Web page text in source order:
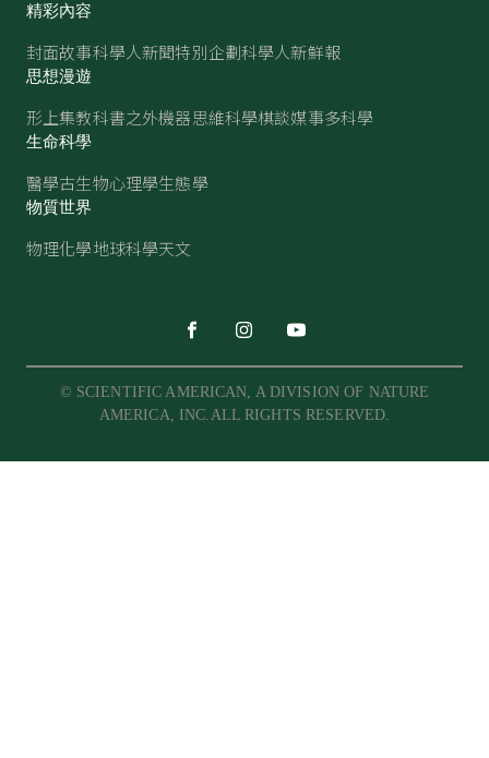
精彩內容
封面故事科學人新聞特別企劃科學人新鮮報
思想漫遊
形上集教科書之外機器思維科學棋談媒事多科學
生命科學
醫學古生物心理學生態學
物質世界
物理化學地球科學天文
© SCIENTIFIC AMERICAN, A DIVISION OF NATURE
AMERICA, INC.ALL RIGHTS RESERVED.